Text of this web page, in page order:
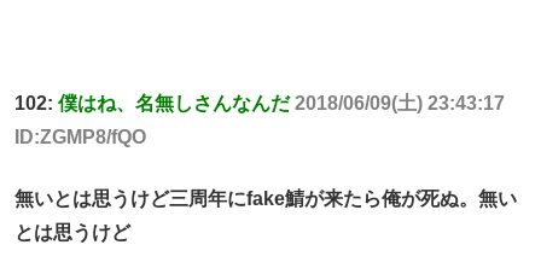
102: 僕はね、名無しさんなんだ 2018/06/09(土) 23:43:17
ID:ZGMP8/fQO
無いとは思うけど三周年にfake鯖が来たら俺が死ぬ。無い
とは思うけど